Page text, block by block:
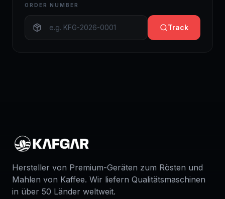
ORDER NUMBER
Track
Hersteller von Premium-Geräten zum Rösten und
Mahlen von Kaffee. Wir liefern Qualitätsmaschinen
in über 50 Länder weltweit.